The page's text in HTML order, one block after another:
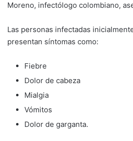
Moreno, infectólogo colombiano,
Las personas infectadas
presentan síntomas como:
Fiebre
Dolor de cabeza
Mialgia
Vómitos
Dolor de garganta.